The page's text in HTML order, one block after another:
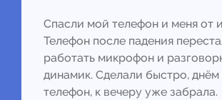
Спасли мой телефон и меня от
Телефон после падения
работать микрофон и
динамик. Сделали быстро,
телефон, к вечеру уже забрала.